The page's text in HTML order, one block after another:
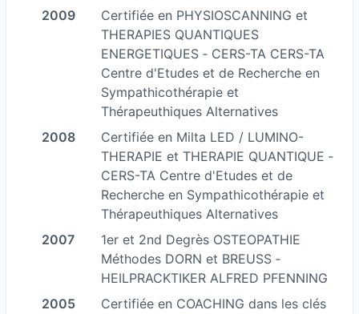
2009
Certifiée en PHYSIOSCANNING et
THERAPIES QUANTIQUES
ENERGETIQUES ‐ CERS-TA CERS-TA
Centre d'Etudes et de Recherche en
Sympathicothérapie et
Thérapeuthiques Alternatives
2008
Certifiée en Milta LED / LUMINO-
THERAPIE et THERAPIE QUANTIQUE ‐
CERS-TA Centre d'Etudes et de
Recherche en Sympathicothérapie et
Thérapeuthiques Alternatives
2007
1er et 2nd Degrès OSTEOPATHIE
Méthodes DORN et BREUSS ‐
HEILPRACKTIKER ALFRED PFENNING
2005
Certifiée en COACHING dans les clés